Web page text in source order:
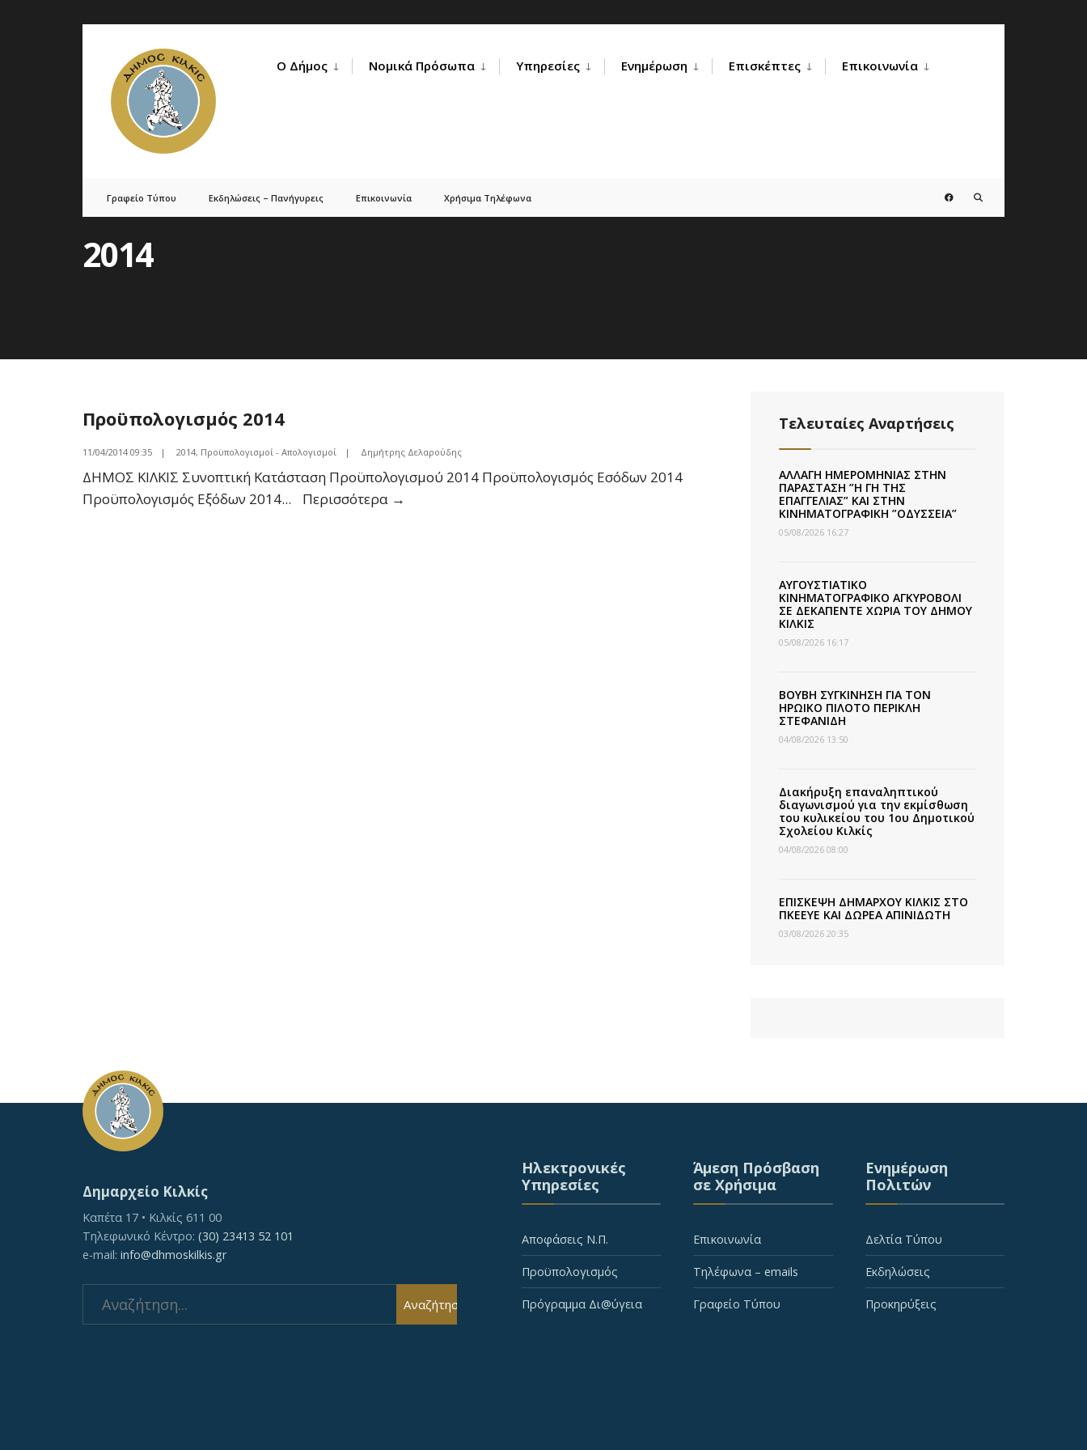
content
Ο Δήμος Νομικά Πρόσωπα Υπηρεσίες Ενημέρωση Επισκέπτες Επικοινωνία
Γραφείο Τύπου Εκδηλώσεις – Πανήγυρεις Επικοινωνία Χρήσιμα Τηλέφωνα
2014
Προϋπολογισμός 2014
11/04/2014 09:35 | 2014, Προϋπολογισμοί - Απολογισμοί | Δημήτρης Δελαρούδης
ΔΗΜΟΣ ΚΙΛΚΙΣ Συνοπτική Κατάσταση Προϋπολογισμού 2014 Προϋπολογισμός Εσόδων 2014
Προϋπολογισμός Εξόδων 2014... Περισσότερα →
Τελευταίες Αναρτήσεις
ΑΛΛΑΓΗ ΗΜΕΡΟΜΗΝΙΑΣ ΣΤΗΝ
ΠΑΡΑΣΤΑΣΗ ”Η ΓΗ ΤΗΣ
ΕΠΑΓΓΕΛΙΑΣ” ΚΑΙ ΣΤΗΝ
ΚΙΝΗΜΑΤΟΓΡΑΦΙΚΗ ”ΟΔΥΣΣΕΙΑ”
05/08/2026 16:27
ΑΥΓΟΥΣΤΙΑΤΙΚΟ
ΚΙΝΗΜΑΤΟΓΡΑΦΙΚΟ ΑΓΚΥΡΟΒΟΛΙ
ΣΕ ΔΕΚΑΠΕΝΤΕ ΧΩΡΙΑ ΤΟΥ ΔΗΜΟΥ
ΚΙΛΚΙΣ
05/08/2026 16:17
ΒΟΥΒΗ ΣΥΓΚΙΝΗΣΗ ΓΙΑ ΤΟΝ
ΗΡΩΙΚΟ ΠΙΛΟΤΟ ΠΕΡΙΚΛΗ
ΣΤΕΦΑΝΙΔΗ
04/08/2026 13:50
Διακήρυξη επαναληπτικού
διαγωνισμού για την εκμίσθωση
του κυλικείου του 1ου Δημοτικού
Σχολείου Κιλκίς
04/08/2026 08:00
ΕΠΙΣΚΕΨΗ ΔΗΜΑΡΧΟΥ ΚΙΛΚΙΣ ΣΤΟ
ΠΚΕΕΥΕ ΚΑΙ ΔΩΡΕΑ ΑΠΙΝΙΔΩΤΗ
03/08/2026 20:35
Δημαρχείο Κιλκίς
Καπέτα 17 • Κιλκίς 611 00
Τηλεφωνικό Κέντρο: (30) 23413 52 101
e-mail: info@dhmoskilkis.gr
Αναζήτηση
Ηλεκτρονικές
Υπηρεσίες
Αποφάσεις Ν.Π.
Προϋπολογισμός
Πρόγραμμα Δι@ύγεια
Άμεση Πρόσβαση
σε Χρήσιμα
Επικοινωνία
Τηλέφωνα – emails
Γραφείο Τύπου
Ενημέρωση
Πολιτών
Δελτία Τύπου
Εκδηλώσεις
Προκηρύξεις